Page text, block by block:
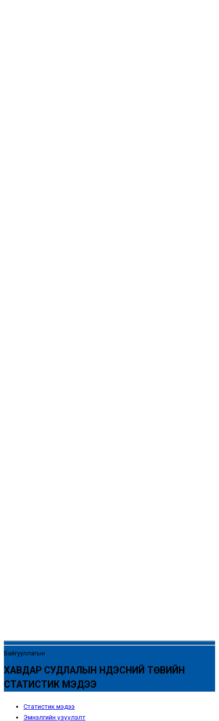
Байгууллагын
ХАВДАР СУДЛАЛЫН ҮНДЭСНИЙ ТӨВИЙН
СТАТИСТИК МЭДЭЭ
Статистик мэдээ
Эмнэлгийн үзүүлэлт